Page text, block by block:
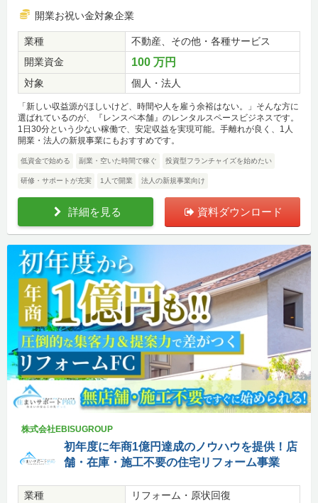
開業お祝い金対象企業
業種
不動産、その他・各種サービス
開業資金
100 万円
対象 個人・法人
「新しい収益源がほしいけど、時間や人を雇う余裕はない。」そんな方に
選ばれているのが、『レンスペ本舗』のレンタルスペースビジネスです。
1日30分という少ない稼働で、安定収益を実現可能。手離れが良く、1人
開業・法人の新規事業にもおすすめです。
低資金で始める 副業・空いた時間で稼ぐ 投資型フランチャイズを始めたい
研修・サポートが充実 1人で開業 法人の新規事業向け
詳細を見る 資料ダウンロード
株式会社EBISUGROUP
初年度に年商1億円達成のノウハウを提供！店
舗・在庫・施工不要の住宅リフォーム事業
業種
リフォーム・原状回復